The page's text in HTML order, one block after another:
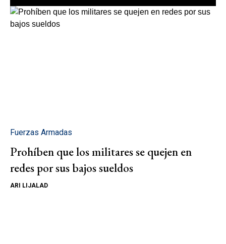
Fuerzas Armadas
Prohíben que los militares se quejen en
redes por sus bajos sueldos
ARI LIJALAD